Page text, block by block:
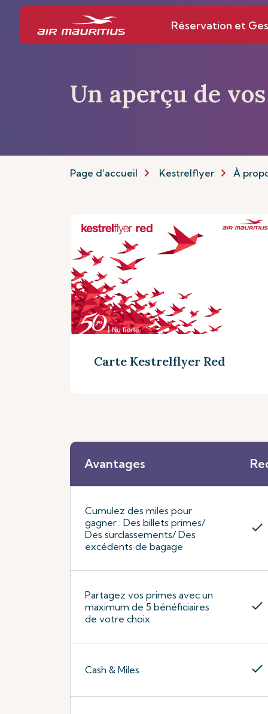
Réservation et
Un aperçu de
Page d’accueil Kestrelflyer À
Carte Kestrelflyer Red
Avantages
Cumulez des miles pour
gagner : Des billets primes/
Des surclassements/ Des
excédents de bagage
check
Partagez vos primes avec un
maximum de 5 bénéficiaires
de votre choix
check
Cash & Miles check